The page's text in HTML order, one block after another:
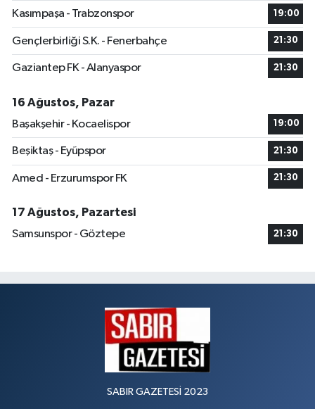
Kasımpaşa - Trabzonspor 19:00
Gençlerbirliği S.K. - Fenerbahçe 21:30
Gaziantep FK - Alanyaspor 21:30
16 Ağustos, Pazar
Başakşehir - Kocaelispor
19:00
Beşiktaş - Eyüpspor 21:30
Amed - Erzurumspor FK 21:30
17 Ağustos, Pazartesi
Samsunspor - Göztepe
21:30
SABIR GAZETESİ 2023